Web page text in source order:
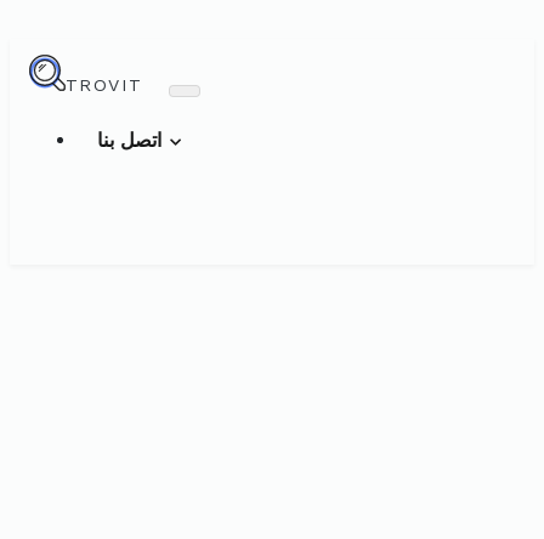
TROVIT